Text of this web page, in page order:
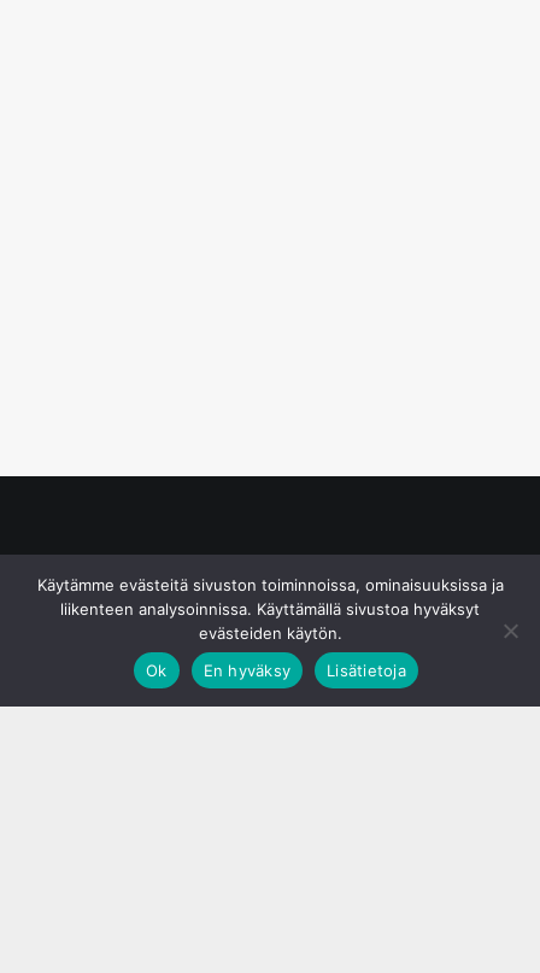
Käytämme evästeitä sivuston toiminnoissa, ominaisuuksissa ja
liikenteen analysoinnissa. Käyttämällä sivustoa hyväksyt
evästeiden käytön.
Ok
En hyväksy Lisätietoja